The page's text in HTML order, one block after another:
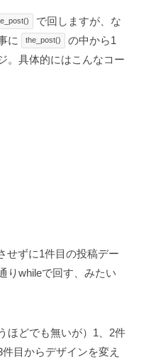
で回しますが、な
に
the_post()
の中から1
。具体的にはこんなコー
せずに1件目の投稿デー
りwhileで回す、みたい
ほどでも無いが）1、2件
目からデザインを変え